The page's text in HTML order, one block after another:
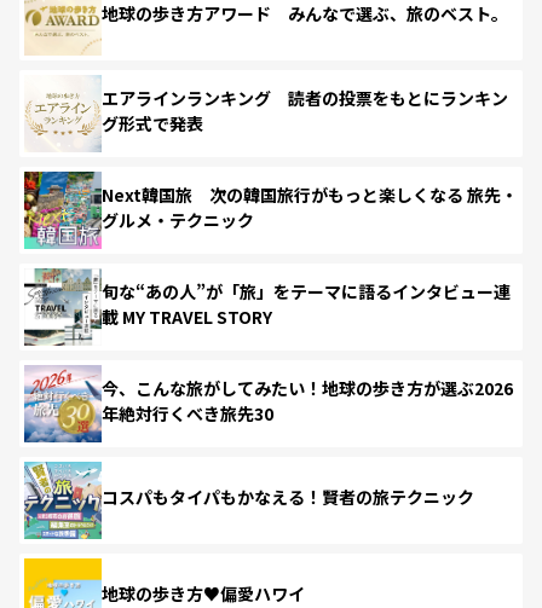
地球の歩き方アワード みんなで選ぶ、旅のベスト。
エアラインランキング 読者の投票をもとにランキン
グ形式で発表
Next韓国旅 次の韓国旅行がもっと楽しくなる 旅先・
グルメ・テクニック
旬な“あの人”が「旅」をテーマに語るインタビュー連
載 MY TRAVEL STORY
今、こんな旅がしてみたい！地球の歩き方が選ぶ2026
年絶対行くべき旅先30
コスパもタイパもかなえる！賢者の旅テクニック
地球の歩き方♥偏愛ハワイ